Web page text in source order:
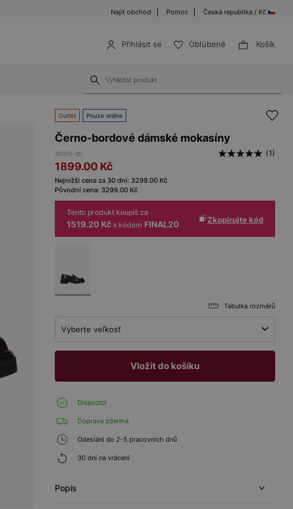
Najít obchod Pomoc Česká republika / Kč
Přihlásit se Obľúbené Košík
Outlet Pouze online
Černo-bordové dámské mokasíny
46315-35 (1)
1899.00 Kč
Nejnižší cena za 30 dní: 3299.00 Kč
Původní cena: 3299.00 Kč
Tento produkt koupíš za
1519.20 Kč s kódem FINAL20 Zkopírujte kód
Tabulka rozměrů
Vyberte veľkosť
Vložit do košíku
Dispozici
Doprava zdarma
Odeslání do 2-5 pracovních dnů
30 dní na vrácení
Popis